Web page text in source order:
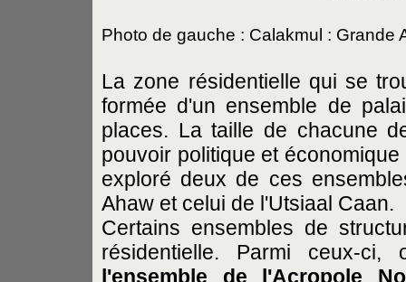
Photo de gauche : Calakmul : Grande
La zone résidentielle qui se
formée d'un ensemble de
places. La taille de chacune
pouvoir politique et
exploré deux de ces
Ahaw et celui de l'Utsiaal Caan.
Certains ensembles de
résidentielle. Parmi ceux-
l'ensemble de l'Acropole